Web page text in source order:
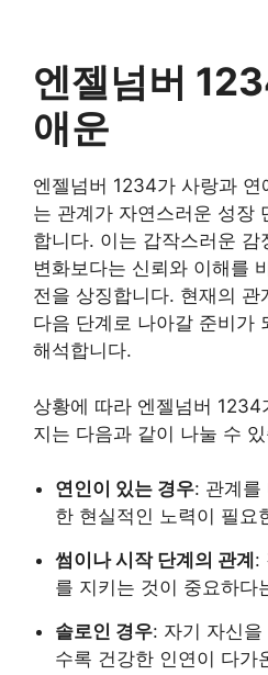
엔젤넘버
애운
엔젤넘버 1234가 사랑과 연
는 관계가 자연스러운 성장
합니다. 이는 갑작스러운 감
변화보다는 신뢰와 이해를
전을 상징합니다. 현재의
다음 단계로 나아갈 준비가
해석합니다.
상황에 따라 엔젤넘버 1234
지는 다음과 같이 나눌 수
연인이 있는 경우: 관계를
한 현실적인 노력이 필요
썸이나 시작 단계의 관계 :
를 지키는 것이 중요하다
솔로인 경우: 자기 자신
수록 건강한 인연이 다가